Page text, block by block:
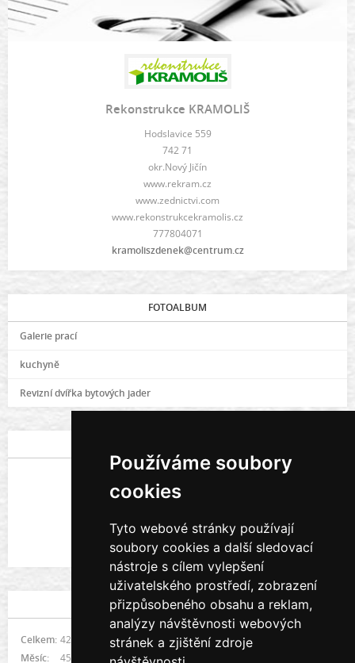
Používáme soubory
cookies
Tyto webové stránky používají
soubory cookies a další sledovací
nástroje s cílem vylepšení
uživatelského prostředí, zobrazení
přizpůsobeného obsahu a reklam,
analýzy návštěvnosti webových
stránek a zjištění zdroje
Rekonstrukce KRAMOLIŠ
Hodslavice 559
742 71
okr.Nový Jičín
www.rekram.cz
www.zednictvi.com
www.rekonstrukcekramolis.cz
777804071
kramoliszdenek@centrum.cz
FOTOALBUM
Galerie prací
kuchyně
Revizní dvířka bytových jader
Galerie prací
STATISTIKY
Celkem: 422258
Měsíc:
4514